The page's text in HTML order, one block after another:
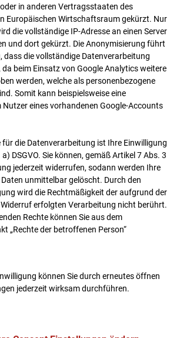
in anderen Vertragsstaaten des
Europäischen Wirtschaftsraum gekürzt. Nur
die vollständige IP-Adresse an einen Server
und dort gekürzt. Die Anonymisierung führt
dass die vollständige Datenverarbeitung
beim Einsatz von Google Analytics weitere
werden, welche als personenbezogene
Somit kann beispielsweise eine
eines vorhandenen Google-Accounts
für die Datenverarbeitung ist Ihre Einwilligung
DSGVO. Sie können, gemäß Artikel 7 Abs. 3
jederzeit widerrufen, sodann werden Ihre
unmittelbar gelöscht. Durch den
wird die Rechtmäßigkeit der aufgrund der
erfolgten Verarbeitung nicht berührt.
Rechte können Sie aus dem
„Rechte der betroffenen Person“
können Sie durch erneutes öffnen
jederzeit wirksam durchführen.